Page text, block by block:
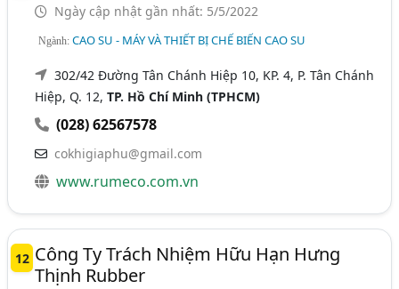
Ngày cập nhật gần nhất: 5/5/2022
Ngành:CAO SU - MÁY VÀ THIẾT BỊ CHẾ BIẾN CAO SU
302/42 Đường Tân Chánh Hiệp 10, KP. 4, P. Tân Chánh
Hiệp, Q. 12,TP. Hồ Chí Minh (TPHCM)
(028) 62567578
cokhigiaphu@gmail.com
www.rumeco.com.vn
12 Công Ty Trách Nhiệm Hữu Hạn Hưng
Thịnh Rubber